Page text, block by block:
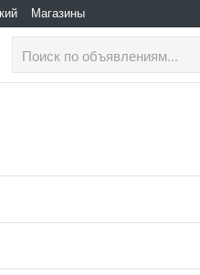
Магазины